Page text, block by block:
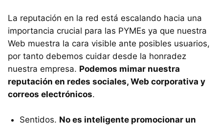
La reputación en la red está escalando hacia una
importancia crucial para las PYMEs ya que nuestra
Web muestra la cara visible ante posibles usuarios,
por tanto debemos cuidar desde la honradez
nuestra empresa. Podemos mimar nuestra
reputación en redes sociales, Web corporativa y
correos electrónicos.
Sentidos. No es inteligente promocionar un